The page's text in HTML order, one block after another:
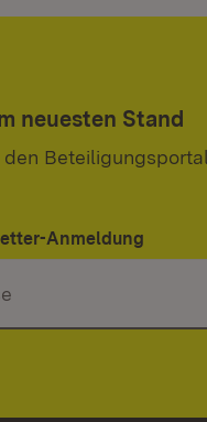
neuesten Stand
den
Anmeldung